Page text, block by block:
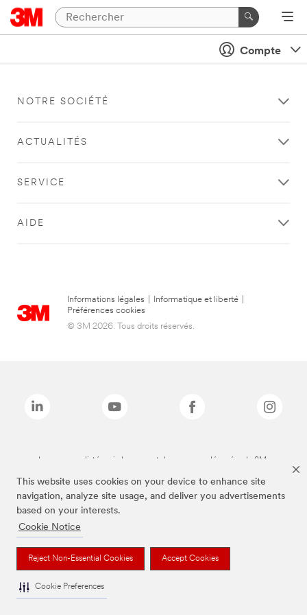
This website uses cookies on your device to enhance site
navigation, analyze site usage, and deliver you advertisements
based on your interests.
Cookie Notice
Reject Non-Essential Cookies Accept Cookies
Cookie Preferences
Compte
NOTRE SOCIÉTÉ
ACTUALITÉS
SERVICE
AIDE
Informations légales Informatique et liberté
Préférences cookies
© 3M 2026. Tous droits réservés.
Les marques listées ci-dessus sont des marques déposées de 3M.